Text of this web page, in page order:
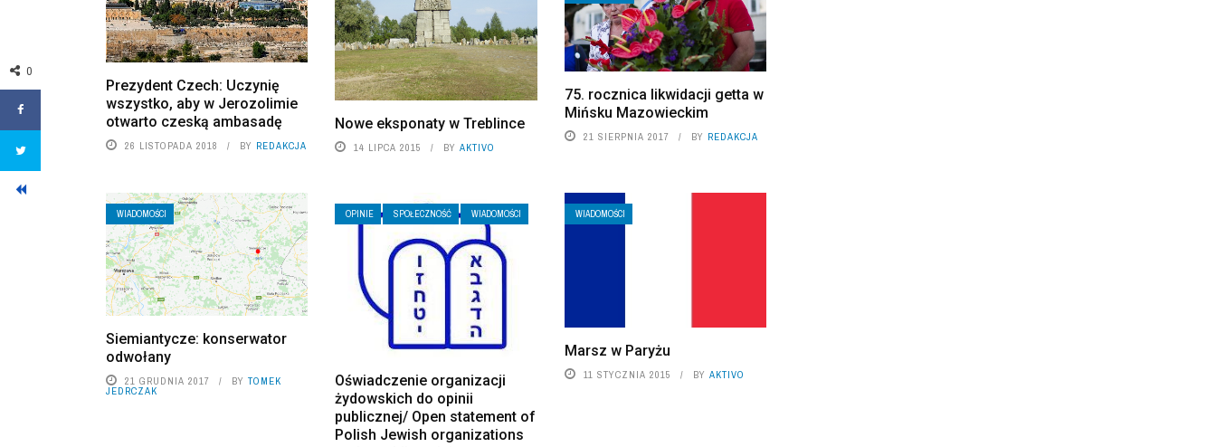
Prezydent Czech: Uczynię
wszystko, aby w Jerozolimie
otwarto czeską ambasadę
26 LISTOPADA 2018 BY REDAKCJA
Nowe eksponaty w Treblince
14 LIPCA 2015 BYAKTIVO
75. rocznica likwidacji getta w
Mińsku Mazowieckim
21 SIERPNIA 2017 BY REDAKCJA
WIADOMOŚCI
Siemiantycze: konserwator
odwołany
21 GRUDNIA 2017 BY TOMEK
JEDRCZAK
OPINIE SPOŁECZNOŚĆ WIADOMOŚCI
Oświadczenie organizacji
żydowskich do opinii
publicznej/ Open statement of
Polish Jewish organizations
WIADOMOŚCI
Marsz w Paryżu
11 STYCZNIA 2015 BY AKTIVO
0